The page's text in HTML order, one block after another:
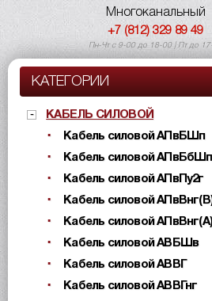
Многоканальный
+7 (812) 329 89 49
Пн-Чт с 9-00 до 18-00 | Пт до
КАТЕГОРИИ
КАБЕЛЬ СИЛОВОЙ
Кабель силовой АПвБШп
Кабель силовой АПвБбШп
Кабель силовой АПвПу2г
Кабель силовой
Кабель силовой
Кабель силовой АВБШв
Кабель силовой АВВГ
Кабель силовой АВВГнг